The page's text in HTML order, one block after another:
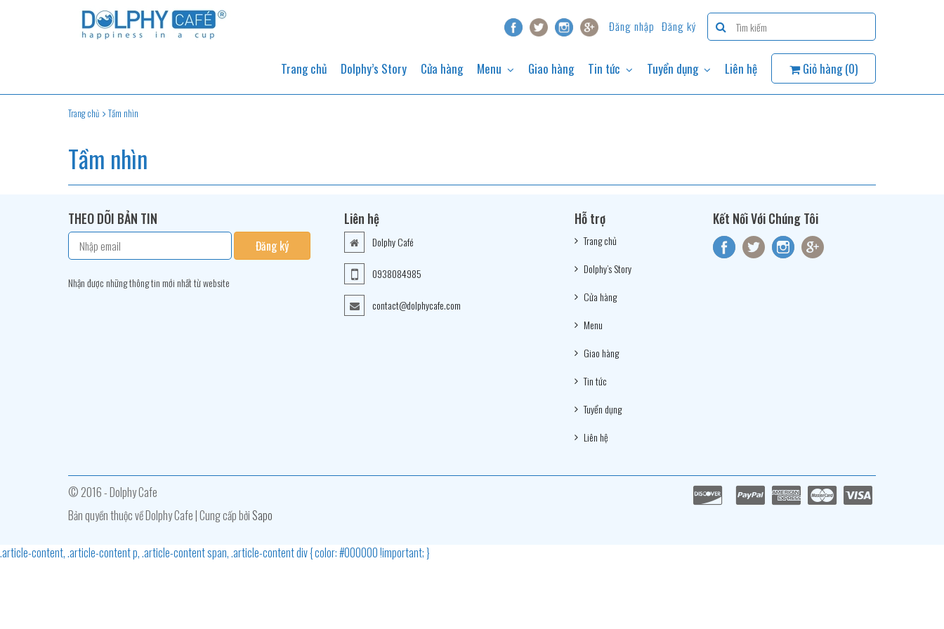
Đăng nhập Đăng ký
Trang chủ Dolphy’s Story Cửa hàng Menu Giao hàng Tin tức Tuyển dụng Liên hệ Giỏ hàng (0)
Trang chủ Tầm nhìn
Tầm nhìn
THEO DÕI BẢN TIN
Đăng ký
Nhận được những thông tin mới nhất từ website
Liên hệ
Dolphy Café
0938084985
contact@dolphycafe.com
Hỗ trợ
Trang chủ
Dolphy’s Story
Cửa hàng
Menu
Giao hàng
Tin tức
Tuyển dụng
Liên hệ
Kết Nối Với Chúng Tôi
© 2016 - Dolphy Cafe
Bản quyền thuộc về Dolphy Cafe | Cung cấp bởi Sapo
.article-content, .article-content p, .article-content span, .article-content div { color: #000000 !important; }